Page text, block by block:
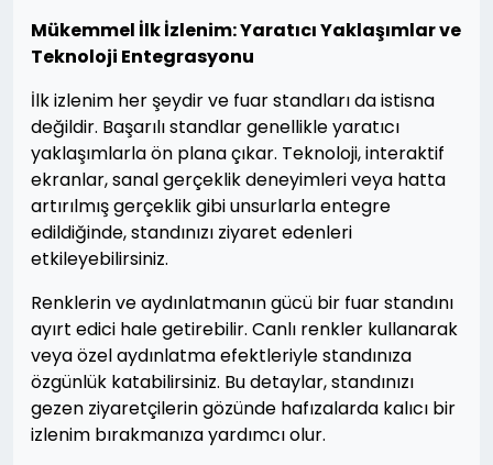
Mükemmel İlk İzlenim: Yaratıcı Yaklaşımlar ve
Teknoloji Entegrasyonu
İlk izlenim her şeydir ve fuar standları da istisna
değildir. Başarılı standlar genellikle yaratıcı
yaklaşımlarla ön plana çıkar. Teknoloji, interaktif
ekranlar, sanal gerçeklik deneyimleri veya hatta
artırılmış gerçeklik gibi unsurlarla entegre
edildiğinde, standınızı ziyaret edenleri
etkileyebilirsiniz.
Renklerin ve aydınlatmanın gücü bir fuar standını
ayırt edici hale getirebilir. Canlı renkler kullanarak
veya özel aydınlatma efektleriyle standınıza
özgünlük katabilirsiniz. Bu detaylar, standınızı
gezen ziyaretçilerin gözünde hafızalarda kalıcı bir
izlenim bırakmanıza yardımcı olur.